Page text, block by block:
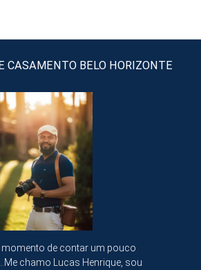
CASAMENTO BELO HORIZONTE
momento de contar um pouco
chamo Lucas Henrique, sou